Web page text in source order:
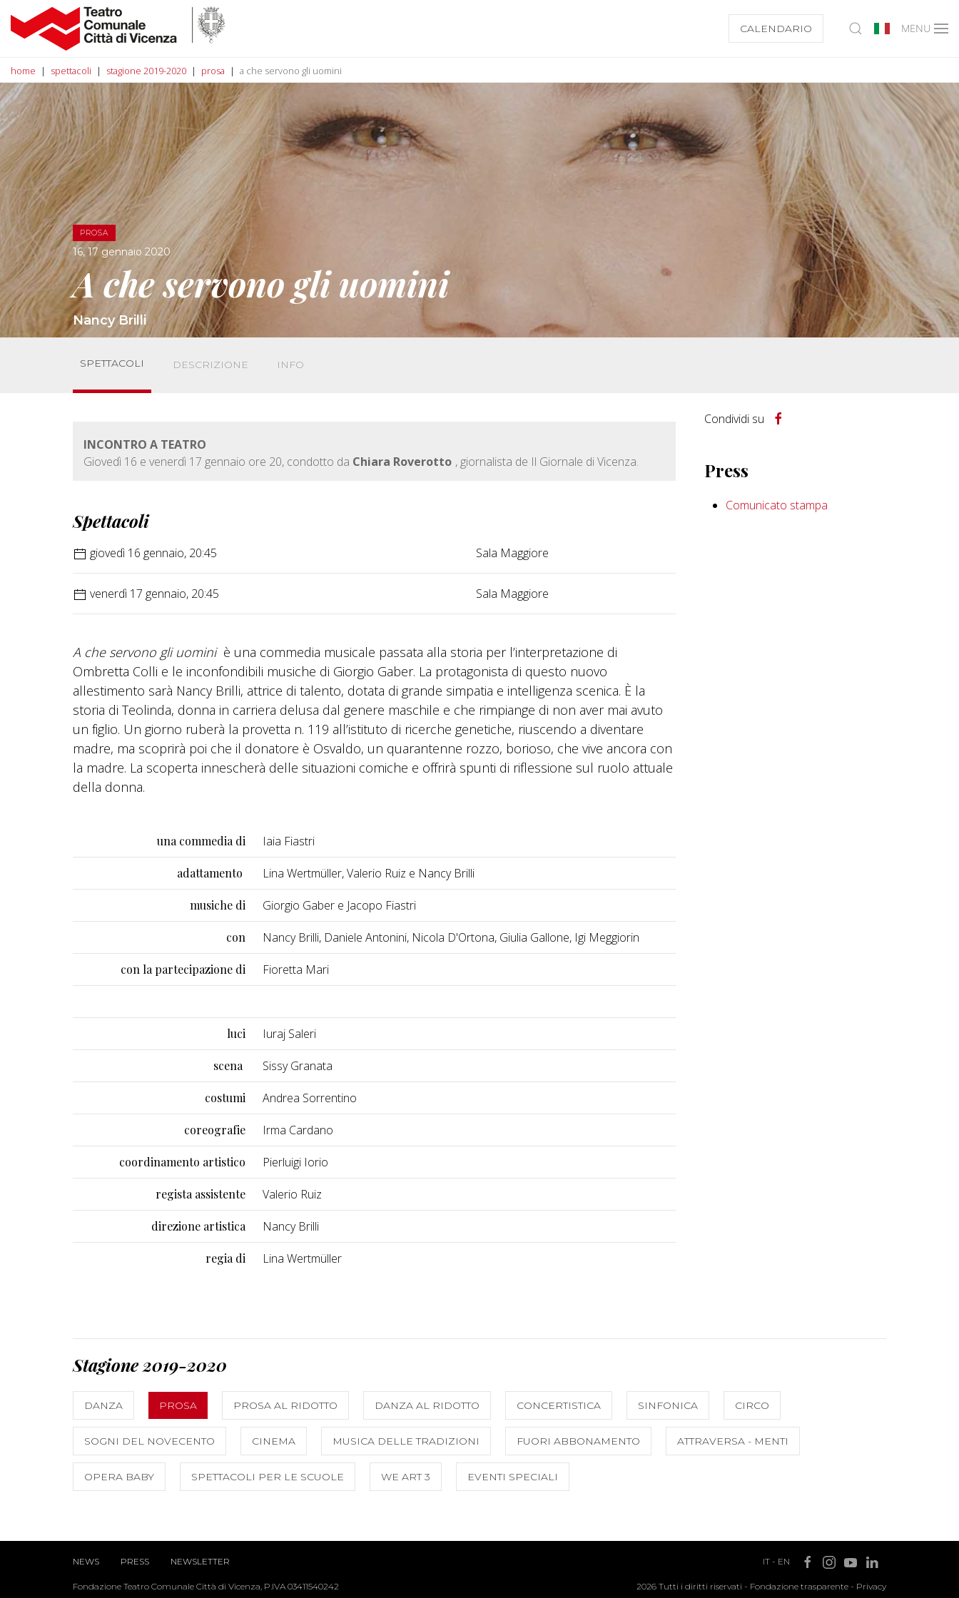
CALENDARIO MENU
home spettacoli stagione 2019-2020 prosa a che servono gli uomini
PROSA
16, 17 gennaio 2020
A che servono gli uomini
Nancy Brilli
SPETTACOLI DESCRIZIONE INFO
INCONTRO A TEATRO
Giovedì 16 e venerdì 17 gennaio ore 20, condotto da Chiara Roverotto , giornalista de Il Giornale di Vicenza.
Spettacoli
giovedì 16 gennaio, 20:45 Sala Maggiore
venerdì 17 gennaio, 20:45 Sala Maggiore
A che servono gli uomini è una commedia musicale passata alla storia per l’interpretazione di
Ombretta Colli e le inconfondibili musiche di Giorgio Gaber. La protagonista di questo nuovo
allestimento sarà Nancy Brilli, attrice di talento, dotata di grande simpatia e intelligenza scenica. È la
storia di Teolinda, donna in carriera delusa dal genere maschile e che rimpiange di non aver mai avuto
un figlio. Un giorno ruberà la provetta n. 119 all’istituto di ricerche genetiche, riuscendo a diventare
madre, ma scoprirà poi che il donatore è Osvaldo, un quarantenne rozzo, borioso, che vive ancora con
la madre. La scoperta innescherà delle situazioni comiche e offrirà spunti di riflessione sul ruolo attuale
della donna.
una commedia di Iaia Fiastri
adattamento Lina Wertmüller, Valerio Ruiz e Nancy Brilli
musiche di Giorgio Gaber e Jacopo Fiastri
con Nancy Brilli, Daniele Antonini, Nicola D'Ortona, Giulia Gallone, Igi Meggiorin
con la partecipazione di Fioretta Mari
luci Iuraj Saleri
scena Sissy Granata
costumi Andrea Sorrentino
coreografie Irma Cardano
coordinamento artistico Pierluigi Iorio
regista assistente Valerio Ruiz
direzione artistica Nancy Brilli
regia di Lina Wertmüller
Condividi su
Press
Comunicato stampa
Stagione 2019-2020
DANZA PROSA PROSA AL RIDOTTO DANZA AL RIDOTTO CONCERTISTICA SINFONICA CIRCO
SOGNI DEL NOVECENTO CINEMA MUSICA DELLE TRADIZIONI FUORI ABBONAMENTO ATTRAVERSA - MENTI
OPERA BABY SPETTACOLI PER LE SCUOLE WE ART 3 EVENTI SPECIALI
NEWS PRESS NEWSLETTER IT - EN
Fondazione Teatro Comunale Città di Vicenza, P.IVA 03411540242 2026 Tutti i diritti riservati - Fondazione trasparente - Privacy